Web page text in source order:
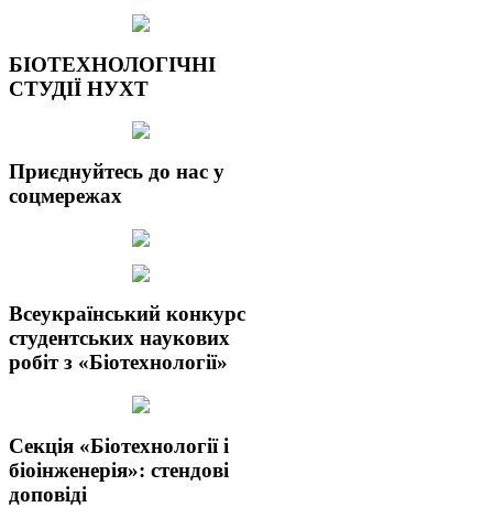
БІОТЕХНОЛОГІЧНІ
СТУДІЇ НУХТ
Приєднуйтесь до нас у
соцмережах
Всеукраїнський конкурс
студентських наукових
робіт з «Біотехнології»
Секція «Біотехнології і
біоінженерія»: стендові
доповіді